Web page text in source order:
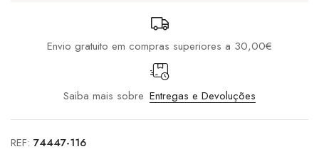
Envio gratuito em compras superiores a 30,00€
Saiba mais sobre Entregas e Devoluções
REF: 74447-116